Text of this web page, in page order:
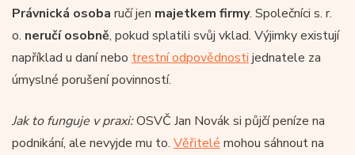
Právnická osoba ručí jen majetkem firmy. Společníci s. r.
o. neručí osobně, pokud splatili svůj vklad. Výjimky existují
například u daní nebo trestní odpovědnosti jednatele za
úmyslné porušení povinností.
Jak to funguje v praxi:OSVČ Jan Novák si půjčí peníze na
podnikání, ale nevyjde mu to. Věřitelé mohou sáhnout na